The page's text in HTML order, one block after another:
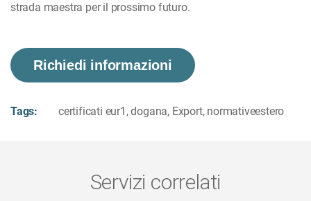
strada maestra per il prossimo futuro.
Richiedi informazioni
Tags: certificati eur1 ,dogana, Export, normativeestero
Servizi correlati